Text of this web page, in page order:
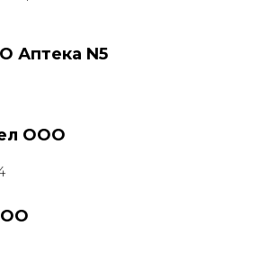
Аптека N5
ООО